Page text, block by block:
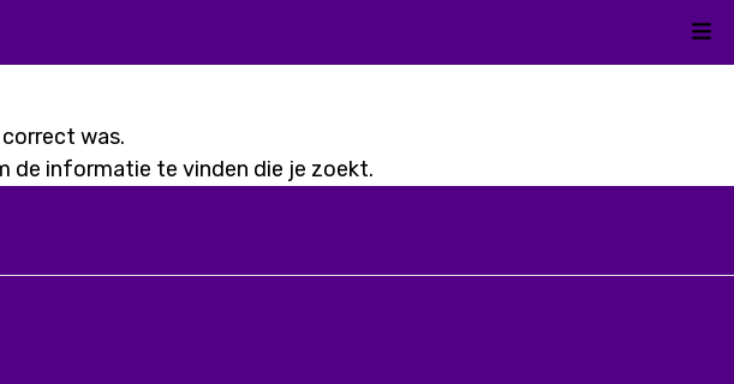
was.
de informatie te vinden die je zoekt.